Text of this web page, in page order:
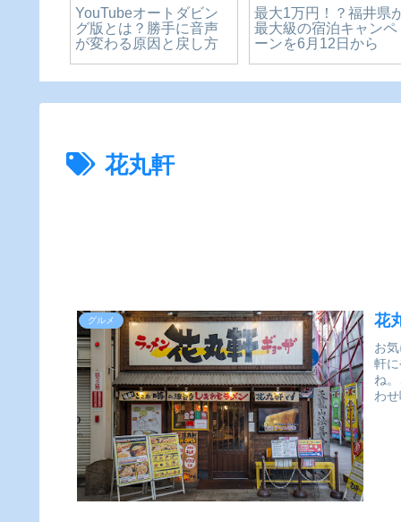
YouTubeオートダビン
グ版とは？勝手に音声
が変わる原因と戻し方
最大1万円！？福井県
最大級の宿泊キャンペ
ーンを6月12日から
花丸軒
グルメ 花
お
軒
ね
わ